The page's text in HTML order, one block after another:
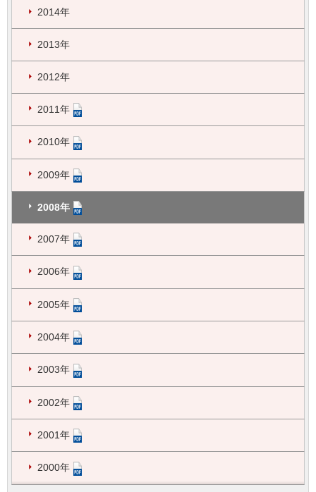
2014年
2013年
2012年
2011年
2010年
2009年
2008年
2007年
2006年
2005年
2004年
2003年
2002年
2001年
2000年